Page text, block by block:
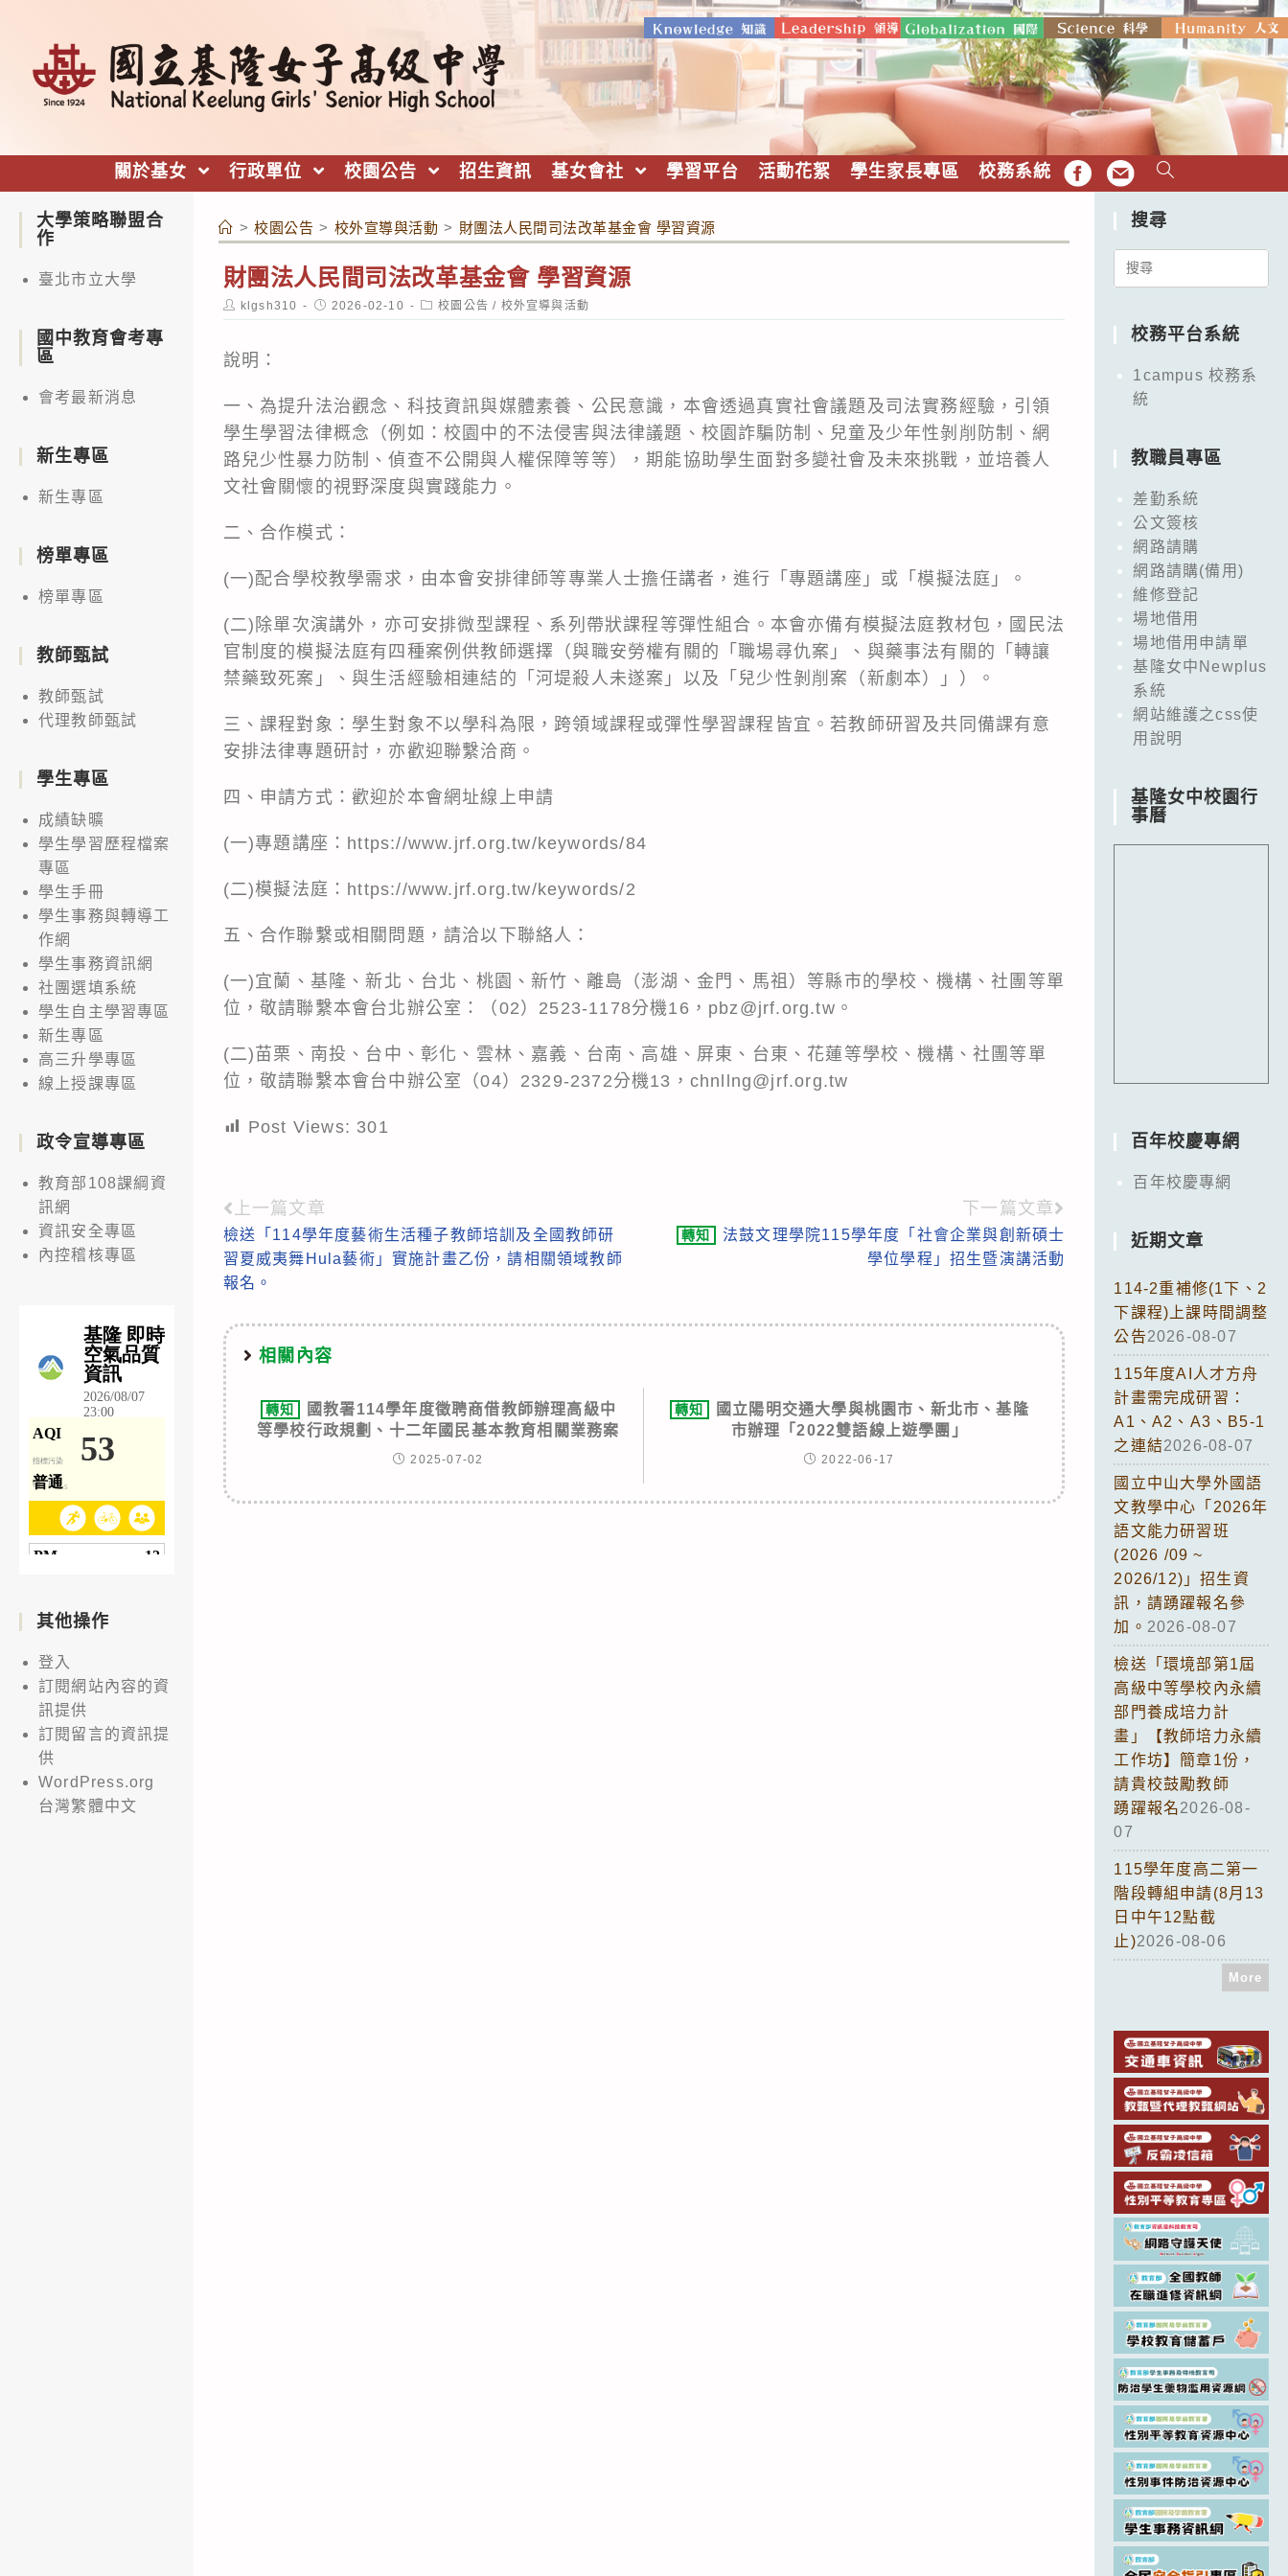
關於基女 行政單位 校園公告 招生資訊 基女會社 學習平台 活動花絮 學生家長專區 校務系統 FB EMAIL
> 校園公告 > 校外宣導與活動 > 財團法人民間司法改革基金會 學習資源
財團法人民間司法改革基金會 學習資源
Post
author:
klgsh310
Post
published:
2026-02-10
Post
category:
校園公告 / 校外宣導與活動
說明：
一、為提升法治觀念、科技資訊與媒體素養、公民意識，本會透過真實社會議題及司法實務經驗，引領
學生學習法律概念（例如：校園中的不法侵害與法律議題、校園詐騙防制、兒童及少年性剝削防制、網
路兒少性暴力防制、偵查不公開與人權保障等等），期能協助學生面對多變社會及未來挑戰，並培養人
文社會關懷的視野深度與實踐能力。
二、合作模式：
(一)配合學校教學需求，由本會安排律師等專業人士擔任講者，進行「專題講座」或「模擬法庭」。
(二)除單次演講外，亦可安排微型課程、系列帶狀課程等彈性組合。本會亦備有模擬法庭教材包，國民法
官制度的模擬法庭有四種案例供教師選擇（與職安勞權有關的「職場尋仇案」、與藥事法有關的「轉讓
禁藥致死案」、與生活經驗相連結的「河堤殺人未遂案」以及「兒少性剝削案（新劇本）」）。
三、課程對象：學生對象不以學科為限，跨領域課程或彈性學習課程皆宜。若教師研習及共同備課有意
安排法律專題研討，亦歡迎聯繫洽商。
四、申請方式：歡迎於本會網址線上申請
(一)專題講座： https://www.jrf.org.tw/keywords/84
(二)模擬法庭： https://www.jrf.org.tw/keywords/2
五、合作聯繫或相關問題，請洽以下聯絡人：
(一)宜蘭、基隆、新北、台北、桃園、新竹、離島（澎湖、金門、馬祖）等縣市的學校、機構、社團等單
位，敬請聯繫本會台北辦公室：（02）2523-1178分機16，pbz@jrf.org.tw。
(二)苗栗、南投、台中、彰化、雲林、嘉義、台南、高雄、屏東、台東、花蓮等學校、機構、社團等單
位，敬請聯繫本會台中辦公室（04）2329-2372分機13，chnllng@jrf.org.tw
Post Views: 301
Read
more
articles
上一篇文章
檢送「114學年度藝術生活種子教師培訓及全國教師研
習夏威夷舞Hula藝術」實施計畫乙份，請相關領域教師
報名。
下一篇文章
轉知
法鼓文理學院115學年度「社會企業與創新碩士
學位學程」招生暨演講活動
相關內容
轉知
國教署114學年度徵聘商借教師辦理高級中
等學校行政規劃、十二年國民基本教育相關業務案
2025-07-02
轉知
國立陽明交通大學與桃園市、新北市、基隆
市辦理「2022雙語線上遊學團」
2022-06-17
大學策略聯盟合
作
臺北市立大學
國中教育會考專
區
會考最新消息
新生專區
新生專區
榜單專區
榜單專區
教師甄試
教師甄試
代理教師甄試
學生專區
成績缺曠
學生學習歷程檔案
專區
學生手冊
學生事務與轉導工
作網
學生事務資訊網
社團選填系統
學生自主學習專區
新生專區
高三升學專區
線上授課專區
政令宣導專區
教育部108課綱資
訊網
資訊安全專區
內控稽核專區
其他操作
登入
訂閱網站內容的資
訊提供
訂閱留言的資訊提
供
WordPress.org
台灣繁體中文
搜尋
Search
校務平台系統
1campus 校務系
統
教職員專區
差勤系統
公文簽核
網路請購
網路請購(備用)
維修登記
場地借用
場地借用申請單
基隆女中Newplus
系統
網站維護之css使
用說明
基隆女中校園行
事曆
百年校慶專網
百年校慶專網
近期文章
114-2重補修(1下、2
下課程)上課時間調整
公告2026-08-07
115年度AI人才方舟
計畫需完成研習：
A1、A2、A3、B5-1
之連結2026-08-07
國立中山大學外國語
文教學中心「2026年
語文能力研習班
(2026 /09 ~
2026/12)」招生資
訊，請踴躍報名參
加。 2026-08-07
檢送「環境部第1屆
高級中等學校內永續
部門養成培力計
畫」【教師培力永續
工作坊】簡章1份，
請貴校鼓勵教師
踴躍報名2026-08-
07
115學年度高二第一
階段轉組申請(8月13
日中午12點截
止)2026-08-06
More